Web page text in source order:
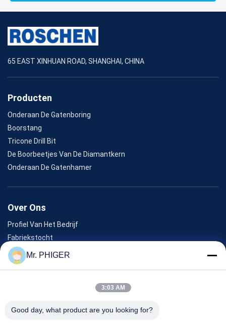
65 EAST XINHUAN ROAD, SHANGHAI, CHINA
Producten
Onderaan De Gatenboring
Boorstang
Tricone Drill Bit
De Boorbeetjes Van De Diamantkern
Onderaan De Gatenhamer
Over Ons
Profiel Van Het Bedrijf
Fabriekstocht
Kwaliteitscontrole
Sitemap
Evenementen
Mr. PHIGER
3:03 AM
Good day, what product are you looking for?